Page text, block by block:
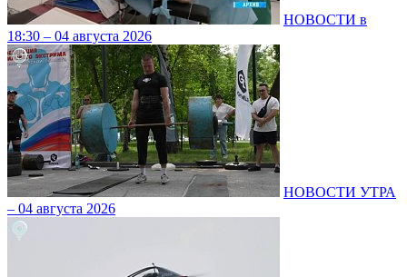
НОВОСТИ в
18:30 – 04 августа 2026
НОВОСТИ УТРА
– 04 августа 2026